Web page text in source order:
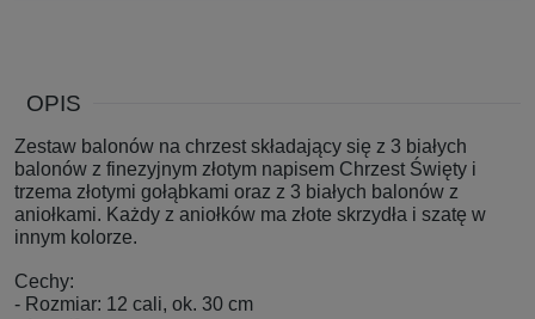
OPIS
Zestaw balonów na chrzest składający się z 3 białych
balonów z finezyjnym złotym napisem Chrzest Święty i
trzema złotymi gołąbkami oraz z 3 białych balonów z
aniołkami. Każdy z aniołków ma złote skrzydła i szatę w
innym kolorze.
Cechy:
- Rozmiar: 12 cali, ok. 30 cm